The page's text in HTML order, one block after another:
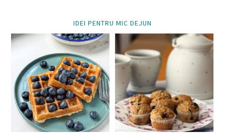
IDEI PENTRU MIC DEJUN